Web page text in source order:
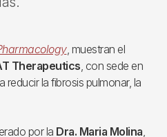
, muestran el
Therapeutics, con sede en
reducir la fibrosis pulmonar, la
por la Dra. Maria Molina,